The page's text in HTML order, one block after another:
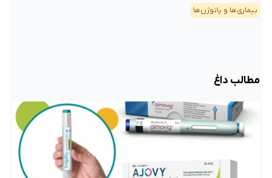
بیماری‌ها و پاتوژن‌ها
مطالب داغ